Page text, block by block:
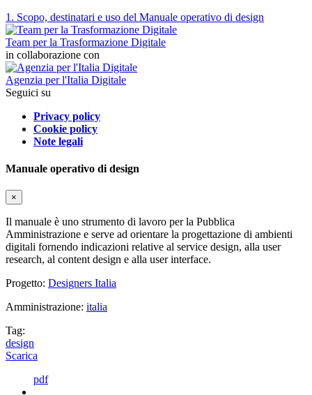
1. Scopo, destinatari e uso del Manuale operativo di design
Team per la Trasformazione Digitale
in collaborazione con
Agenzia per l'Italia Digitale
Seguici su
Privacy policy
Cookie policy
Note legali
Manuale operativo di design
×
Il manuale è uno strumento di lavoro per la Pubblica
Amministrazione e serve ad orientare la progettazione di ambienti
digitali fornendo indicazioni relative al service design, alla user
research, al content design e alla user interface.
Progetto: Designers Italia
Amministrazione: italia
Tag:
design
Scarica
pdf